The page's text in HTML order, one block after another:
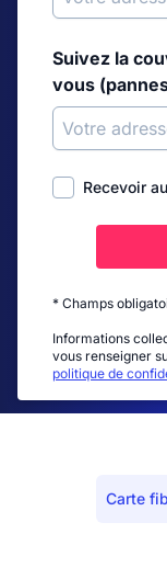
Suivez la
vous
Recevoir
* Champs
Informations
vous renseigner
politique de
Carte